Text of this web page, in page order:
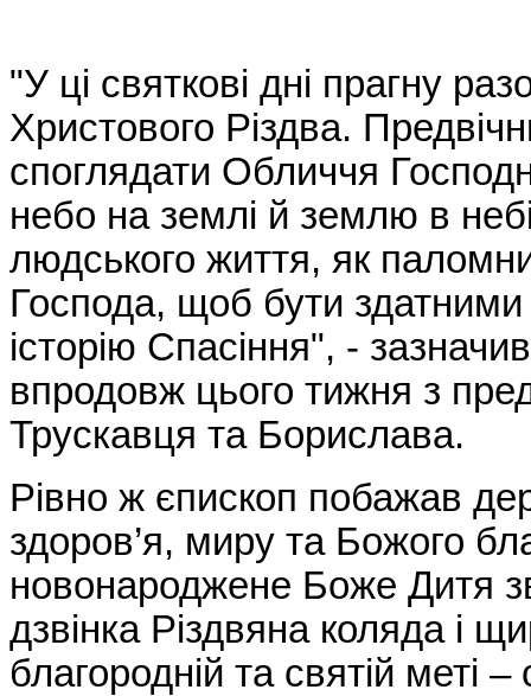
"У ці святкові дні прагну
Христового Різдва.
споглядати Обличчя
небо на землі й землю в
людського життя, як
Господа, щоб бути
історію Спасіння", -
впродовж цього тижня з
Трускавця та Борислава.
Рівно ж єпископ побажав
здоров’я, миру та Божого
новонароджене Боже Дитя
дзвінка Різдвяна коляда і
благородній та святій меті